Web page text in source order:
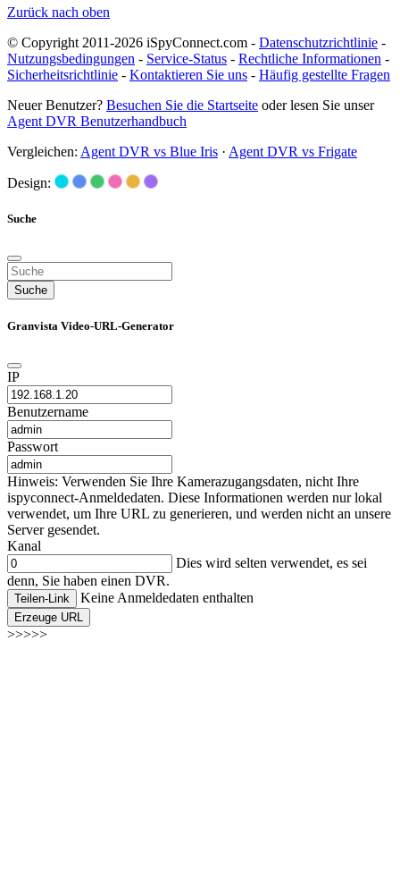
Zurück nach oben
© Copyright 2011-2026 iSpyConnect.com - Datenschutzrichtlinie -
Nutzungsbedingungen - Service-Status - Rechtliche Informationen -
Sicherheitsrichtlinie - Kontaktieren Sie uns - Häufig gestellte Fragen
Neuer Benutzer? Besuchen Sie die Startseite oder lesen Sie unser
Agent DVR Benutzerhandbuch
Vergleichen: Agent DVR vs Blue Iris · Agent DVR vs Frigate
Design:
Suche
Suche
Granvista Video-URL-Generator
IP
Benutzername
Passwort
Hinweis: Verwenden Sie Ihre Kamerazugangsdaten, nicht Ihre
ispyconnect-Anmeldedaten. Diese Informationen werden nur lokal
verwendet, um Ihre URL zu generieren, und werden nicht an unsere
Server gesendet.
Kanal
Dies wird selten verwendet, es sei
denn, Sie haben einen DVR.
Teilen-Link Keine Anmeldedaten enthalten
Erzeuge URL
>>>>>